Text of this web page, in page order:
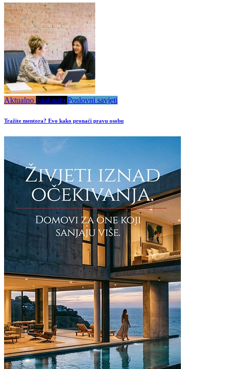
Aktualno Istaknuto Poslovni savjeti
Tražite mentora? Evo kako pronaći pravu osobu